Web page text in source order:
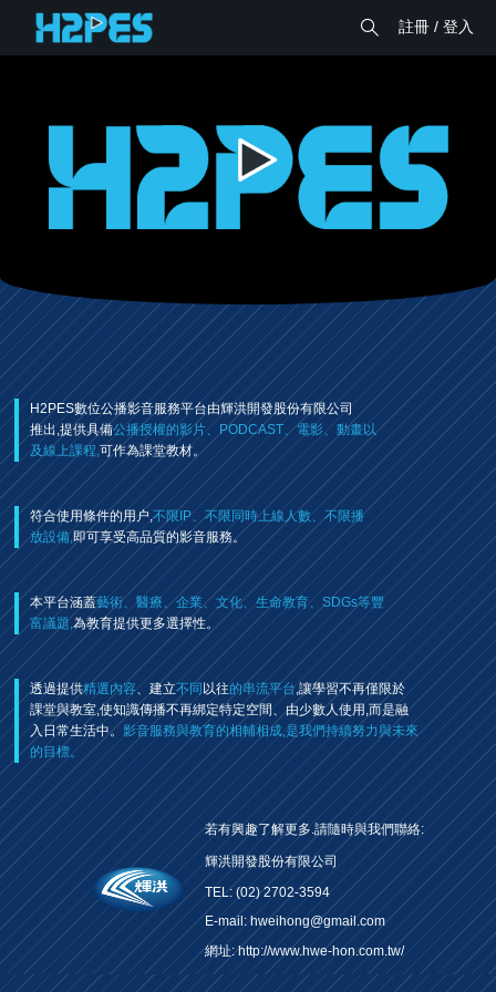
註冊 / 登入
H2PES數位公播影音服務平台由輝洪開發股份有限公司
推出,提供具備公播授權的影片、PODCAST、電影、動畫以
及線上課程,可作為課堂教材。
符合使用條件的用户,不限IP、不限同時上線人數、不限播
放設備,即可享受高品質的影音服務。
本平台涵蓋藝術、醫療、企業、文化、生命教育、SDGs等豐
富議題,為教育提供更多選擇性。
透過提供精選內容、建立不同以往的串流平台,讓學習不再僅限於
課堂與教室,使知識傳播不再綁定特定空間、由少數人使用,而是融
入日常生活中。 影音服務與教育的相輔相成,是我們持續努力與未來
的目標。
若有興趣了解更多.請隨時與我們聯絡:
輝洪開發股份有限公司
TEL: (02) 2702-3594
E-mail: hweihong@gmail.com
網址:http://www.hwe-hon.com.tw/